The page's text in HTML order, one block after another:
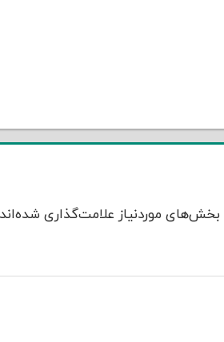
بخش‌های موردنیاز علامت‌گذاری شده‌اند